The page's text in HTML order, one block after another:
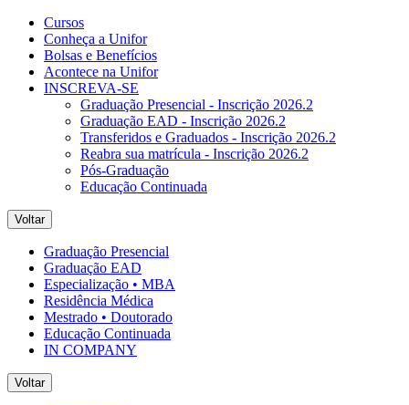
Cursos
Conheça a Unifor
Bolsas e Benefícios
Acontece na Unifor
INSCREVA-SE
Graduação Presencial - Inscrição 2026.2
Graduação EAD - Inscrição 2026.2
Transferidos e Graduados - Inscrição 2026.2
Reabra sua matrícula - Inscrição 2026.2
Pós-Graduação
Educação Continuada
Voltar
Graduação Presencial
Graduação EAD
Especialização • MBA
Residência Médica
Mestrado • Doutorado
Educação Continuada
IN COMPANY
Voltar